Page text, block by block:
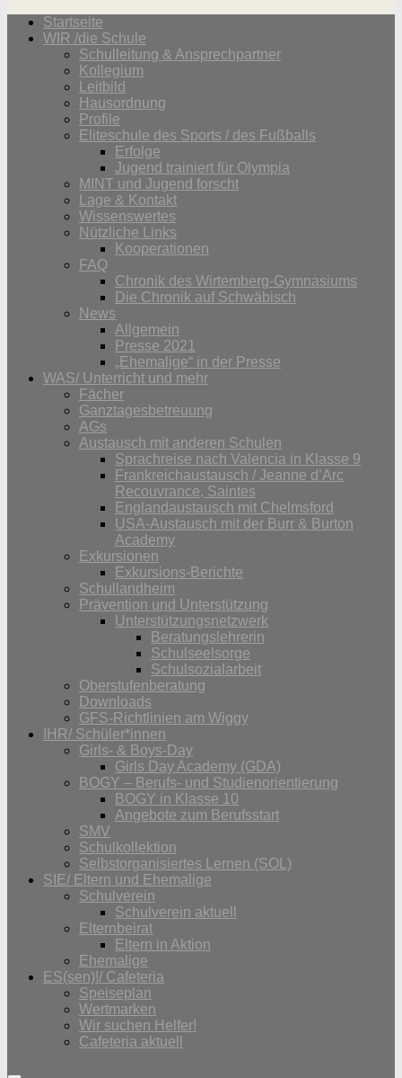
Startseite
WIR /die Schule
Schulleitung & Ansprechpartner
Kollegium
Leitbild
Hausordnung
Profile
Eliteschule des Sports / des Fußballs
Erfolge
Jugend trainiert für Olympia
MINT und Jugend forscht
Lage & Kontakt
Wissenswertes
Nützliche Links
Kooperationen
FAQ
Chronik des Wirtemberg-Gymnasiums
Die Chronik auf Schwäbisch
News
Allgemein
Presse 2021
„Ehemalige“ in der Presse
WAS/ Unterricht und mehr
Fächer
Ganztagesbetreuung
AGs
Austausch mit anderen Schulen
Sprachreise nach Valencia in Klasse 9
Frankreichaustausch / Jeanne d’Arc
Recouvrance, Saintes
Englandaustausch mit Chelmsford
USA-Austausch mit der Burr & Burton
Academy
Exkursionen
Exkursions-Berichte
Schullandheim
Prävention und Unterstützung
Unterstützungsnetzwerk
Beratungslehrerin
Schulseelsorge
Schulsozialarbeit
Oberstufenberatung
Downloads
GFS-Richtlinien am Wiggy
IHR/ Schüler*innen
Girls- & Boys-Day
Girls Day Academy (GDA)
BOGY – Berufs- und Studienorientierung
BOGY in Klasse 10
Angebote zum Berufsstart
SMV
Schulkollektion
Selbstorganisiertes Lernen (SOL)
SIE/ Eltern und Ehemalige
Schulverein
Schulverein aktuell
Elternbeirat
Eltern in Aktion
Ehemalige
ES(sen)!/ Cafeteria
Speiseplan
Wertmarken
Wir suchen Helfer!
Cafeteria aktuell